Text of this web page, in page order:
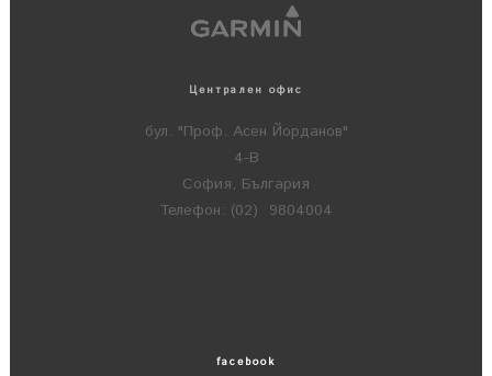
Централен офис
бул. "Проф. Асен Йорданов"
4-В
София, България
Телефон: (02) 9804004
facebook